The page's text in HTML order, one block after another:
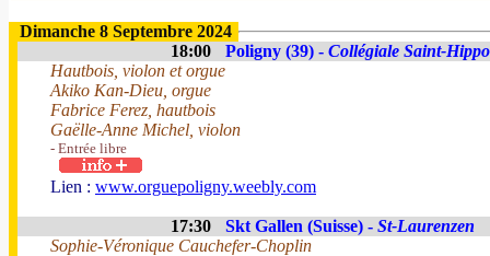
Dimanche 8 Septembre 2024
18:00
Poligny (39) - Collégiale Saint-
Hautbois, violon et orgue
Akiko Kan-Dieu, orgue
Fabrice Ferez, hautbois
Gaëlle-Anne Michel, violon
- Entrée libre
Lien : www.orguepoligny.weebly.com
17:30 Skt Gallen (Suisse) - St-Laurenzen
Sophie-Véronique Cauchefer-Choplin